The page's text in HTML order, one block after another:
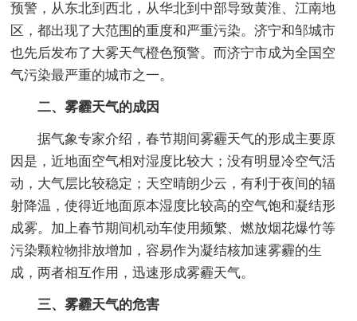
预警，从东北到西北，从华北到中部导致黄淮、江南地
区，都出现了大范围的重度和严重污染。济宁和邹城市
也先后发布了大雾天气橙色预警。而济宁市成为全国空
气污染最严重的城市之一。
二、雾霾天气的成因
据气象专家介绍，春节期间雾霾天气的形成主要原
因是，近地面空气相对湿度比较大；没有明显冷空气活
动，大气层比较稳定；天空晴朗少云，有利于夜间的辐
射降温，使得近地面原本湿度比较高的空气饱和凝结形
成雾。加上春节期间机动车使用频繁、燃放烟花爆竹等
污染颗粒物排放增加，容易作为凝结核加速雾霾的生
成，两者相互作用，迅速形成雾霾天气。
三、雾霾天气的危害